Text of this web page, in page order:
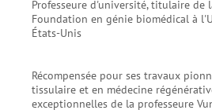
Professeure d'université, titulaire de
Foundation en génie biomédical à
États-Unis
Récompensée pour ses travaux
tissulaire et en médecine
exceptionnelles de la professeure